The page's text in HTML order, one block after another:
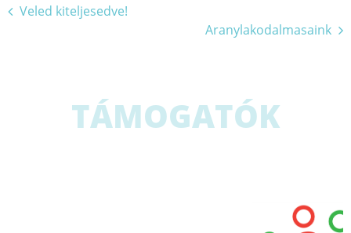
Bejegyzés
Veled kiteljesedve!
Aranylakodalmasaink
TÁMOGATÓK